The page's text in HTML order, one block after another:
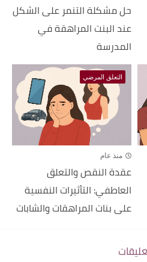
حل مشكلة التنمر على الشكل
عند البنت المراهقة في
المدرسة
التعلق المرضي
منذ عام
عقدة النقص والتعلق
العاطفي: التأثيرات النفسية
على بنات المراهقات والشابات